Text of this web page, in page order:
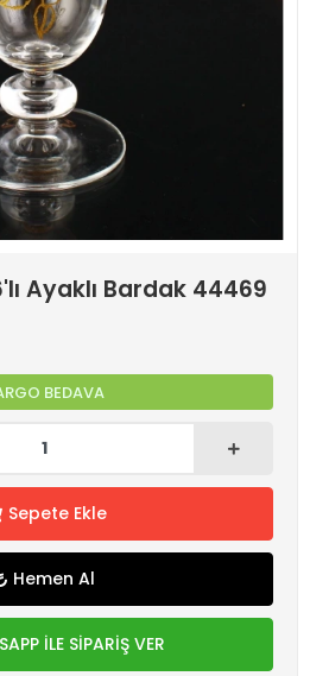
Ayaklı Bardak 44469
BEDAVA
Sepete Ekle
Hemen Al
İLE SİPARİŞ VER